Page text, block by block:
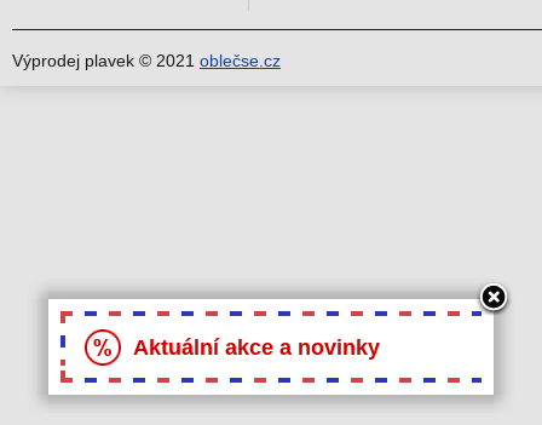
Výprodej plavek © 2021 oblečse.cz
Aktuální akce a novinky